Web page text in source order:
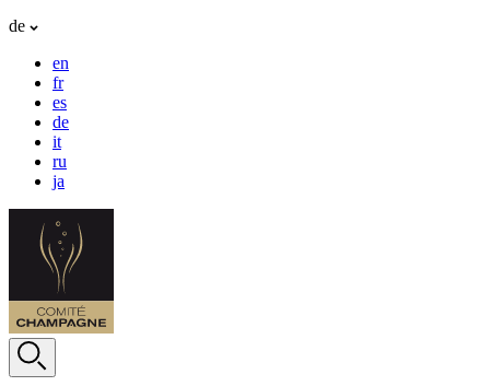
de
en
fr
es
de
it
ru
ja